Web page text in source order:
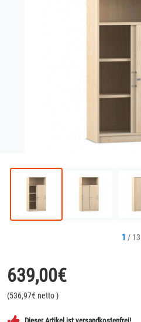
1 / 13
639,00€
(536,97€ netto)